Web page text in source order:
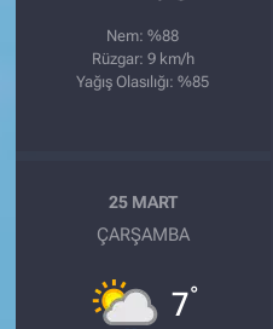
Nem: %88
Rüzgar: 9 km/h
Yağış Olasılığı: %85
25 MART
ÇARŞAMBA
7°